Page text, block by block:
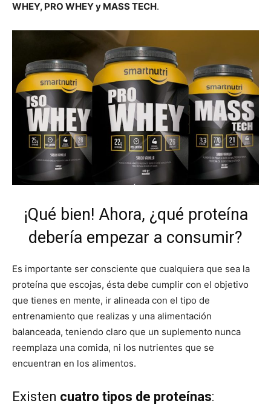
WHEY, PRO WHEY y MASS TECH.
¡Qué bien! Ahora, ¿qué proteína
debería empezar a consumir?
Es importante ser consciente que cualquiera que sea la
proteína que escojas, ésta debe cumplir con el objetivo
que tienes en mente, ir alineada con el tipo de
entrenamiento que realizas y una alimentación
balanceada, teniendo claro que un suplemento nunca
reemplaza una comida, ni los nutrientes que se
encuentran en los alimentos.
Existen cuatro tipos de proteínas: